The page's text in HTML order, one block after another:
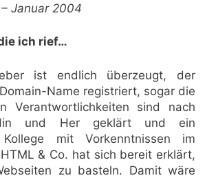
Januar 2004
ich rief…
ist endlich überzeugt, der
Name registriert, sogar die
Verantwortlichkeiten sind nach
und Her geklärt und ein
Kollege mit Vorkenntnissen im
& Co. hat sich bereit erklärt,
zu basteln. Damit wäre